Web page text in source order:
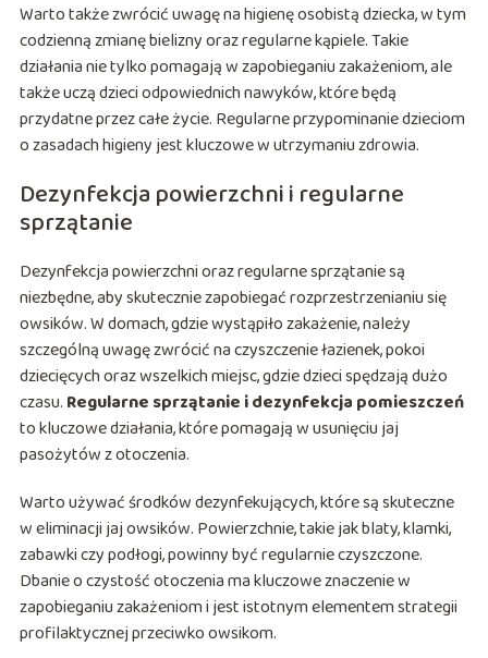
Warto także zwrócić uwagę na higienę osobistą dziecka, w tym
codzienną zmianę bielizny oraz regularne kąpiele. Takie
działania nie tylko pomagają w zapobieganiu zakażeniom, ale
także uczą dzieci odpowiednich nawyków, które będą
przydatne przez całe życie. Regularne przypominanie dzieciom
o zasadach higieny jest kluczowe w utrzymaniu zdrowia.
Dezynfekcja powierzchni i regularne
sprzątanie
Dezynfekcja powierzchni oraz regularne sprzątanie są
niezbędne, aby skutecznie zapobiegać rozprzestrzenianiu się
owsików. W domach, gdzie wystąpiło zakażenie, należy
szczególną uwagę zwrócić na czyszczenie łazienek, pokoi
dziecięcych oraz wszelkich miejsc, gdzie dzieci spędzają dużo
czasu. Regularne sprzątanie i dezynfekcja pomieszczeń
to kluczowe działania, które pomagają w usunięciu jaj
pasożytów z otoczenia.
Warto używać środków dezynfekujących, które są skuteczne
w eliminacji jaj owsików. Powierzchnie, takie jak blaty, klamki,
zabawki czy podłogi, powinny być regularnie czyszczone.
Dbanie o czystość otoczenia ma kluczowe znaczenie w
zapobieganiu zakażeniom i jest istotnym elementem strategii
profilaktycznej przeciwko owsikom.